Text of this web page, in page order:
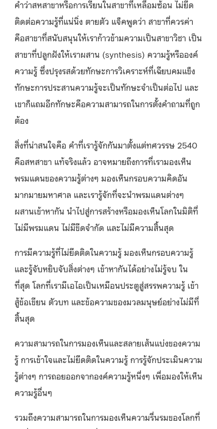
คำว่าสหสาขาหรือการเรียนในสาขาที่เหลื่อมซ้อน ไม่ยึด
ติดต่อความรู้ที่แน่นิ่ง ตายตัว แจ็คพูดว่า สาขาที่ควรค่า
คือสาขาที่สนับสนุนให้เราก้าวข้ามความเป็นสาขาวิชา เป็น
สาขาที่ปลูกฝังให้เราผสาน (synthesis) ความรู้หรือองค์
ความรู้ ซึ่งปรุงรสด้วยทักษะการวิเคราะห์ที่เฉียบคมแข็ง
ทักษะการประสานความรู้จะเป็นทักษะจำเป็นต่อไป และ
เขาก็แถมอีกทักษะคือความสามารถในการตั้งคำถามที่ถูก
ต้อง
สิ่งที่น่าสนใจคือ คำที่เรารู้จักกันมาต้ังแต่ทศวรรษ 2540
คือสหสาขา แท้จริงแล้ว อาจหมายถึงการที่เรามองเห็น
พรมแดนของความรู้ต่างๆ มองเห็นกรอบความคิดอัน
มากมายมหาศาล และเรารู้จักที่จะนำพรมแดนต่างๆ
ผสานเข้าหากัน นำไปสู่การสร้างหรือมองเห็นโลกในมิติที่
ไม่มีพรมแดน ไม่มีขีดจำกัด และไม่มีความสิ้นสุด
การมีความรู้ที่ไม่ยึดติดในความรู้ มองเห็นกรอบความรู้
และรู้จับหยิบจับสิ่งต่างๆ เข้าหากันได้อย่างไม่รู้จบ ใน
ที่สุด โลกที่เรามีเอไอเป็นเหมือนประตูสู่สรรพความรู้ เข้า
สู้ข้อเขียน ตัวบท และข้อความของมวลมนุษย์อย่างไม่มีที่
สิ้นสุด
ความสามารถในการมองเห็นและสลายเส้นแบ่งของความ
รู้ การเข้าใจและไม่ยึดติดในความรู้ การรู้จักประเมินความ
รู้ต่างๆ การถอยออกจากองค์ความรู้หนึ่งๆ เพื่อมองให้เห็น
ความรู้อื่นๆ
รวมถึงความสามารถในการมองเห็นความรื่นรมของโลกที่